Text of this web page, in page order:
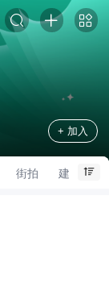
+ 加入
街拍 建筑